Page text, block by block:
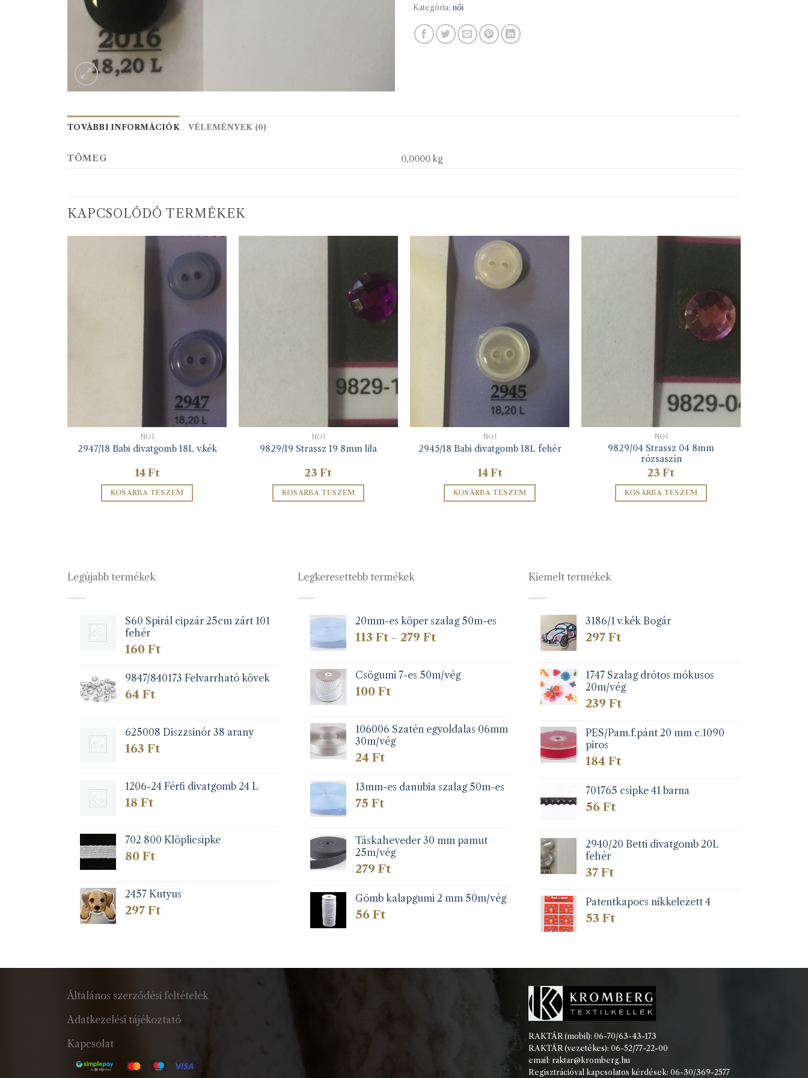
Kategória: női
TOVÁBBI INFORMÁCIÓK VÉLEMÉNYEK (0)
TÖMEG 0,0000 kg
KAPCSOLÓDÓ TERMÉKEK
NŐI
2947/18 Babi divatgomb 18L v.kék
14Ft
KOSÁRBA TESZEM
NŐI
9829/19 Strassz 19 8mm lila
23 Ft
KOSÁRBA TESZEM
NŐI
2945/18 Babi divatgomb 18L fehér
14Ft
KOSÁRBA TESZEM
NŐI
9829/04 Strassz 04 8mm
rózsaszín
23 Ft
KOSÁRBA TESZEM
Legújabb termékek
S60 Spirál cipzár 25cm zárt 101
fehér
160 Ft
9847/840173 Felvarrható kövek
64 Ft
625008 Diszzsinór 38 arany
163 Ft
1206-24 Férfi divatgomb 24 L
18 Ft
702 800 Klöplicsipke
80 Ft
2457 Kutyus
297 Ft
Legkeresettebb termékek
20mm-es köper szalag 50m-es
113Ft – 279FtÁrtartomány:
279 Ft
Csögumi 7-es 50m/vég
100Ft
106006 Szatén egyoldalas 06mm
30m/vég
24Ft
13mm-es danubia szalag 50m-es
75Ft
Táskaheveder 30 mm pamut
25m/vég
279Ft
Gömb kalapgumi 2 mm 50m/vég
56Ft
Kiemelt termékek
3186/1 v.kék Bogár
297Ft
1747 Szalag drótos mókusos
20m/vég
239Ft
PES/Pam.f.pánt 20 mm c.1090
piros
184Ft
701765 csipke 41 barna
56Ft
2940/20 Betti divatgomb 20L
fehér
37Ft
Patentkapocs nikkelezett 4
53Ft
Általános szerződési feltételek
Adatkezelési tájékoztató
Kapcsolat
RAKTÁR (mobil): 06-70/63-43-173
RAKTÁR (vezetékes): 06-52/77-22-00
email: raktar@kromberg.hu
Regisztrációval kapcsolatos kérdések: 06-30/369-2577